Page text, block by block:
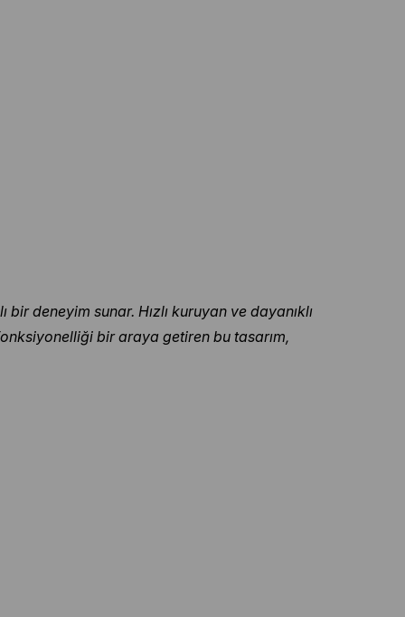
deneyim sunar. Hızlı kuruyan ve dayanıklı
bir araya getiren bu tasarım,